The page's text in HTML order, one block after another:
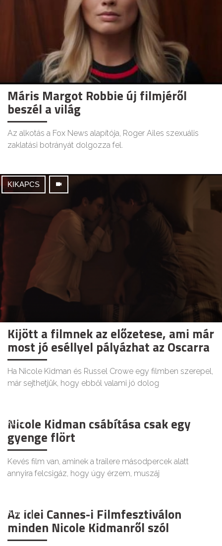
Máris Margot Robbie új filmjéről
beszél a világ
Az alkotás a Fox News alapítója, Roger Ailes szexuális
zaklatási botrányát dolgozza fel.
KIKAPCS
Kijött a filmnek az előzetese, ami már
most jó eséllyel pályázhat az Oscarra
Ha Nicole Kidman és Russel Crowe egy filmben szerepel,
már sejthetjük, hogy ebből valami jó dolog
KULT
Nicole Kidman csábítása csak egy
gyenge flört
Kevés film van, aminek a trailere másodpercek alatt
annyira felcsigáz, hogy úgy érzem, muszáj
KULT
Az idei Cannes-i Filmfesztiválon
minden Nicole Kidmanről szól